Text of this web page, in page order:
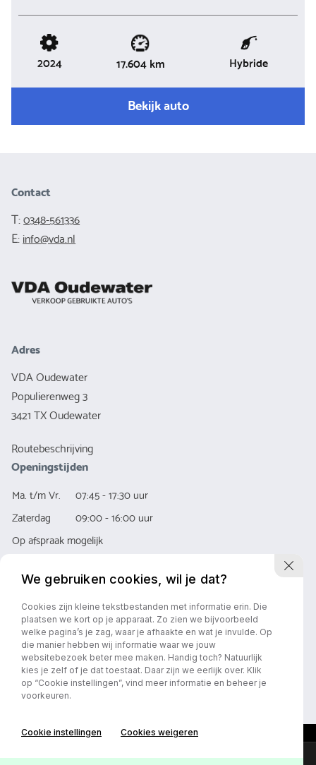
2024 17.604 km Hybride
Bekijk auto
Contact
T:0348-561336
E:info@vda.nl
Adres
VDA Oudewater
Populierenweg 3
3421 TX Oudewater
Routebeschrijving
Openingstijden
Ma. t/m Vr.
07:45 - 17:30 uur
Zaterdag
09:00 - 16:00 uur
Op afspraak mogelijk
Privacy policy Algemene Voorwaarde
We gebruiken cookies, wil je dat?
Cookies zijn kleine tekstbestanden met informatie erin. Die
plaatsen we kort op je apparaat. Zo zien we bijvoorbeeld
welke pagina’s je zag, waar je afhaakte en wat je invulde. Op
die manier hebben wij informatie waar we jouw
websitebezoek beter mee maken. Handig toch? Natuurlijk
kies je zelf of je dat toestaat. Daar zijn we eerlijk over. Klik
op “Cookie instellingen”, vind meer informatie en beheer je
voorkeuren.
Cookie instellingen Cookies weigeren